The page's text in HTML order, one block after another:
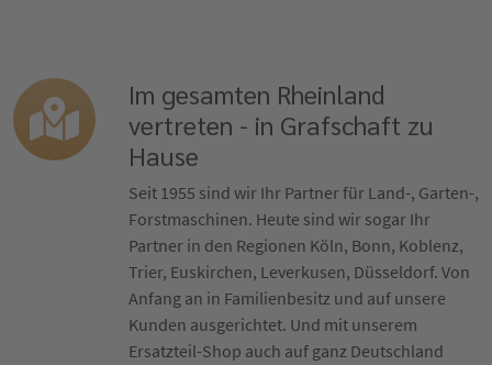
Im gesamten Rheinland
vertreten - in Grafschaft zu
Hause
Seit 1955 sind wir Ihr Partner für Land-, Garten-,
Forstmaschinen. Heute sind wir sogar Ihr
Partner in den Regionen Köln, Bonn, Koblenz,
Trier, Euskirchen, Leverkusen, Düsseldorf. Von
Anfang an in Familienbesitz und auf unsere
Kunden ausgerichtet. Und mit unserem
Ersatzteil-Shop auch auf ganz Deutschland